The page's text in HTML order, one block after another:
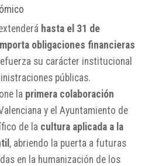
hasta el 31 de
obligaciones financieras
su carácter institucional
públicas.
la primera colaboración
y el Ayuntamiento de
de la cultura aplicada a la
, abriendo la puerta a futuras
en la humanización de los